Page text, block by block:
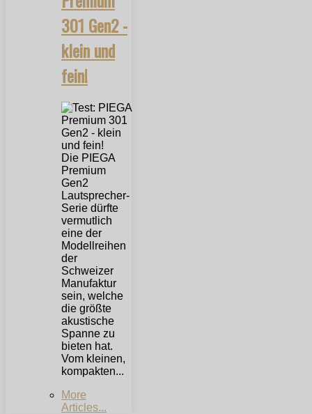
301 Gen2 -
klein und
fein!
Die PIEGA
Premium
Gen2
Lautsprecher-
Serie dürfte
vermutlich
eine der
Modellreihen
der
Schweizer
Manufaktur
sein, welche
die größte
akustische
Spanne zu
bieten hat.
Vom kleinen,
kompakten...
More
Articles...